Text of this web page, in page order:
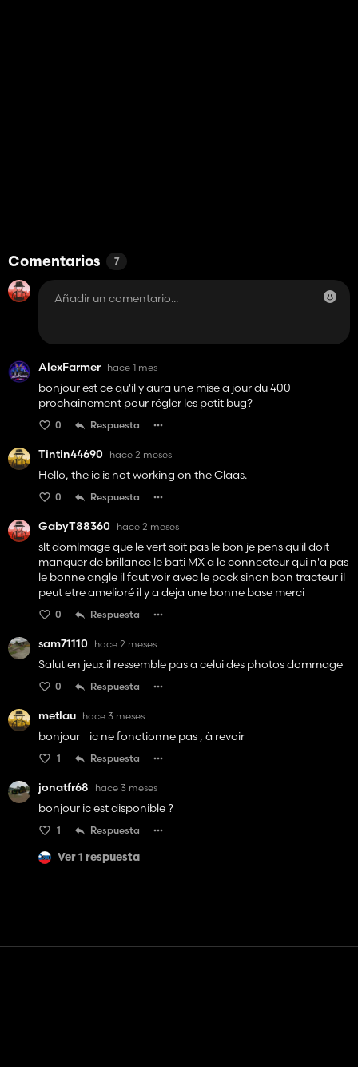
Comentarios 7
AlexFarmer hace 1 mes
bonjour est ce qu'il y aura une mise a jour du 400
prochainement pour régler les petit bug?
0 Respuesta
Tintin44690 hace 2 meses
Hello, the ic is not working on the Claas.
0 Respuesta
GabyT88360 hace 2 meses
slt domlmage que le vert soit pas le bon je pens qu'il doit
manquer de brillance le bati MX a le connecteur qui n'a pas
le bonne angle il faut voir avec le pack sinon bon tracteur il
peut etre amelioré il y a deja une bonne base merci
0 Respuesta
sam71110 hace 2 meses
Salut en jeux il ressemble pas a celui des photos dommage
0 Respuesta
metlau hace 3 meses
bonjour ic ne fonctionne pas , à revoir
1 Respuesta
jonatfr68 hace 3 meses
bonjour ic est disponible ?
1 Respuesta
Ver 1 respuesta